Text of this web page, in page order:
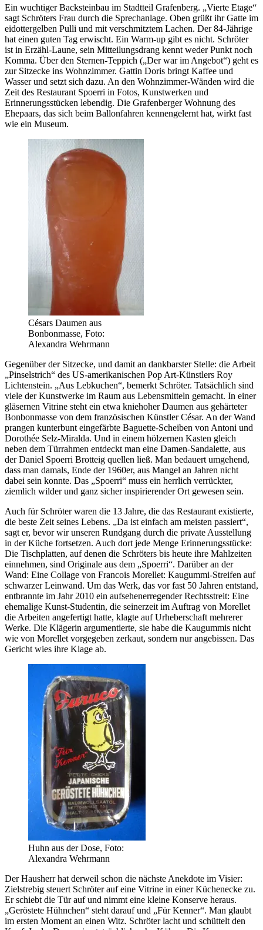
Ein wuchtiger Backsteinbau im Stadtteil Grafenberg. „Vierte Etage“
sagt Schröters Frau durch die Sprechanlage. Oben grüßt ihr Gatte im
eidottergelben Pulli und mit verschmitztem Lachen. Der 84-Jährige
hat einen guten Tag erwischt. Ein Warm-up gibt es nicht. Schröter
ist in Erzähl-Laune, sein Mitteilungsdrang kennt weder Punkt noch
Komma. Über den Sternen-Teppich („Der war im Angebot“) geht es
zur Sitzecke ins Wohnzimmer. Gattin Doris bringt Kaffee und
Wasser und setzt sich dazu. An den Wohnzimmer-Wänden wird die
Zeit des Restaurant Spoerri in Fotos, Kunstwerken und
Erinnerungsstücken lebendig. Die Grafenberger Wohnung des
Ehepaars, das sich beim Ballonfahren kennengelernt hat, wirkt fast
wie ein Museum.
Césars Daumen aus
Bonbonmasse, Foto:
Alexandra Wehrmann
Gegenüber der Sitzecke, und damit an dankbarster Stelle: die Arbeit
„Pinselstrich“ des US-amerikanischen Pop Art-Künstlers Roy
Lichtenstein. „Aus Lebkuchen“, bemerkt Schröter. Tatsächlich sind
viele der Kunstwerke im Raum aus Lebensmitteln gemacht. In einer
gläsernen Vitrine steht ein etwa kniehoher Daumen aus gehärteter
Bonbonmasse von dem französischen Künstler César. An der Wand
prangen kunterbunt eingefärbte Baguette-Scheiben von Antoni und
Dorothée Selz-Miralda. Und in einem hölzernen Kasten gleich
neben dem Türrahmen entdeckt man eine Damen-Sandalette, aus
der Daniel Spoerri Brotteig quellen ließ. Man bedauert umgehend,
dass man damals, Ende der 1960er, aus Mangel an Jahren nicht
dabei sein konnte. Das „Spoerri“ muss ein herrlich verrückter,
ziemlich wilder und ganz sicher inspirierender Ort gewesen sein.
Auch für Schröter waren die 13 Jahre, die das Restaurant existierte,
die beste Zeit seines Lebens. „Da ist einfach am meisten passiert“,
sagt er, bevor wir unseren Rundgang durch die private Ausstellung
in der Küche fortsetzen. Auch dort jede Menge Erinnerungsstücke:
Die Tischplatten, auf denen die Schröters bis heute ihre Mahlzeiten
einnehmen, sind Originale aus dem „Spoerri“. Darüber an der
Wand: Eine Collage von Francois Morellet: Kaugummi-Streifen auf
schwarzer Leinwand. Um das Werk, das vor fast 50 Jahren entstand,
entbrannte im Jahr 2010 ein aufsehenerregender Rechtsstreit: Eine
ehemalige Kunst-Studentin, die seinerzeit im Auftrag von Morellet
die Arbeiten angefertigt hatte, klagte auf Urheberschaft mehrerer
Werke. Die Klägerin argumentierte, sie habe die Kaugummis nicht
wie von Morellet vorgegeben zerkaut, sondern nur angebissen. Das
Gericht wies ihre Klage ab.
Huhn aus der Dose, Foto:
Alexandra Wehrmann
Der Hausherr hat derweil schon die nächste Anekdote im Visier:
Zielstrebig steuert Schröter auf eine Vitrine in einer Küchenecke zu.
Er schiebt die Tür auf und nimmt eine kleine Konserve heraus.
„Geröstete Hühnchen“ steht darauf und „Für Kenner“. Man glaubt
im ersten Moment an einen Witz. Schröter lacht und schüttelt den